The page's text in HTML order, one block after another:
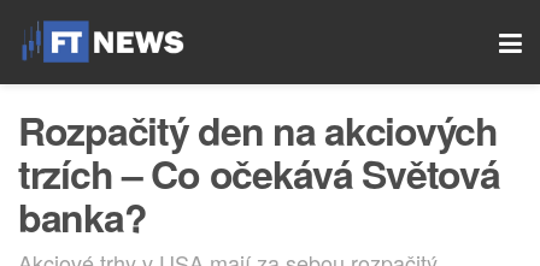
Rozpačitý den na akciových
trzích – Co očekává Světová
banka?